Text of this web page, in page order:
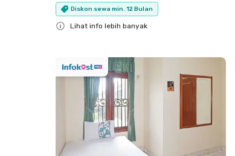
Diskon sewa min. 12 Bulan
Lihat info lebih banyak